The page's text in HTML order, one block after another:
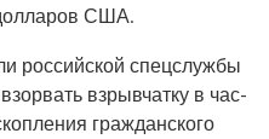
США.
российской спецслужбы
взрывчатку в час-
гражданского